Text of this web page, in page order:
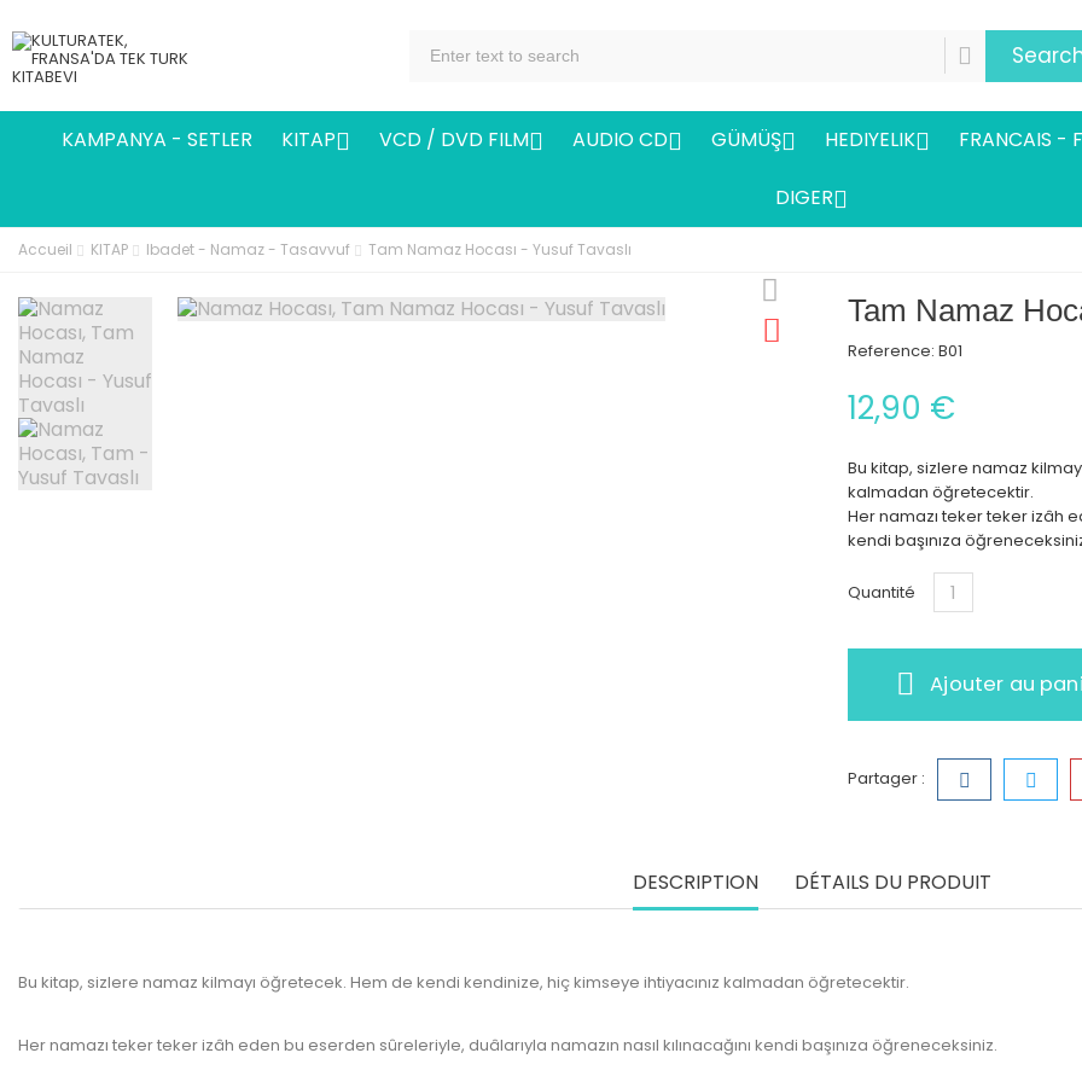
KAMPANYA - SETLER KITAP VCD / DVD FILM AUDIO CD GÜMÜŞ HEDIYELIK FRANCAIS -
DIGER
Accueil KITAP Ibadet - Namaz - Tasavvuf Tam Namaz Hocası - Yusuf Tavaslı
Tam Namaz
Reference: B01
12,90 €
Bu kitap, sizlere namaz
kalmadan öğretecektir.
Her namazı teker teker izâh
kendi başınıza
Quantité
Ajouter au
Partager :
DESCRIPTION DÉTAILS DU PRODUIT
Bu kitap, sizlere namaz kilmayı öğretecek. Hem de kendi kendinize, hiç kimseye ihtiyacınız kalmadan öğretecektir.
Her namazı teker teker izâh eden bu eserden sûreleriyle, duâlarıyla namazın nasıl kılınacağını kendi başınıza öğreneceksiniz.